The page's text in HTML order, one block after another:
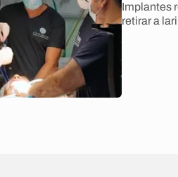
Implantes
retirar a